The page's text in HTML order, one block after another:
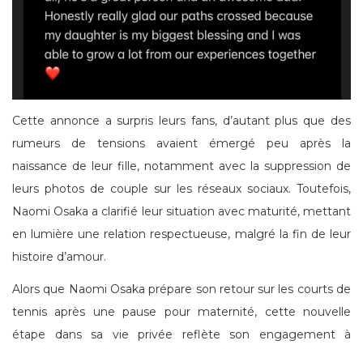
Cette annonce a surpris leurs fans, d’autant plus que des
rumeurs de tensions avaient émergé peu après la
naissance de leur fille, notamment avec la suppression de
leurs photos de couple sur les réseaux sociaux. Toutefois,
Naomi Osaka a clarifié leur situation avec maturité, mettant
en lumière une relation respectueuse, malgré la fin de leur
histoire d’amour.
Alors que Naomi Osaka prépare son retour sur les courts de
tennis après une pause pour maternité, cette nouvelle
étape dans sa vie privée reflète son engagement à